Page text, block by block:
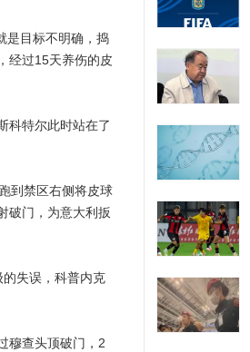
目标不明确，捣
经过15天养伤的皮
特尔此时站在了
禁区右侧将皮球
破门，为意大利扳
失误，科普内克
查头顶破门，2